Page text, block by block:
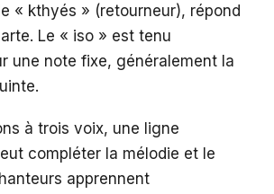
« kthyés » (retourneur), répond
Le « iso » est tenu
une note fixe, généralement la
à trois voix, une ligne
compléter la mélodie et le
apprennent